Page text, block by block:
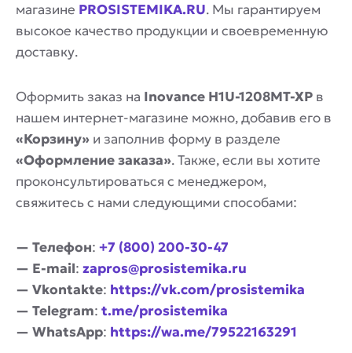
магазине PROSISTEMIKA.RU. Мы гарантируем
высокое качество продукции и своевременную
доставку.
Оформить заказ на Inovance H1U-1208MT-XP в
нашем интернет-магазине можно, добавив его в
«Корзину» и заполнив форму в разделе
«Оформление заказа». Также, если вы хотите
проконсультироваться с менеджером,
свяжитесь с нами следующими способами:
— Телефон: +7 (800) 200-30-47
— E-mail: zapros@prosistemika.ru
— Vkontakte: https://vk.com/prosistemika
— Telegram: t.me/prosistemika
— WhatsApp: https://wa.me/79522163291